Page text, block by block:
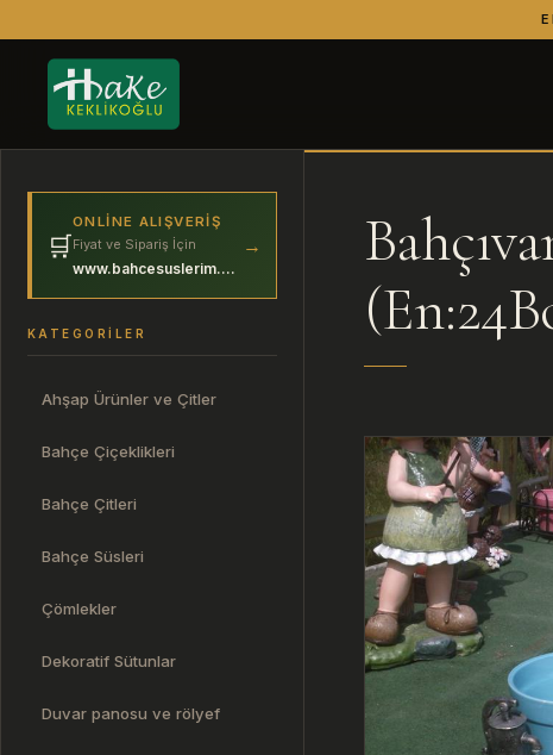
🛒
ONLINE ALIŞVERIŞ
Fiyat ve Sipariş İçin
www.bahcesuslerim.com
→
KATEGORILER
Ahşap Ürünler ve Çitler
Bahçe Çiçeklikleri
Bahçe Çitleri
Bahçe Süsleri
Çömlekler
Dekoratif Sütunlar
Duvar panosu ve rölyef